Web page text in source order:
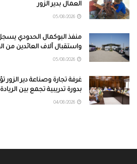
العمال بدير الزور
منفذ البوكمال الحدودي
واستقبال آلاف العائدين من
غرفة تجارة وصناعة دير
بدورة تدريبية تجمع بين